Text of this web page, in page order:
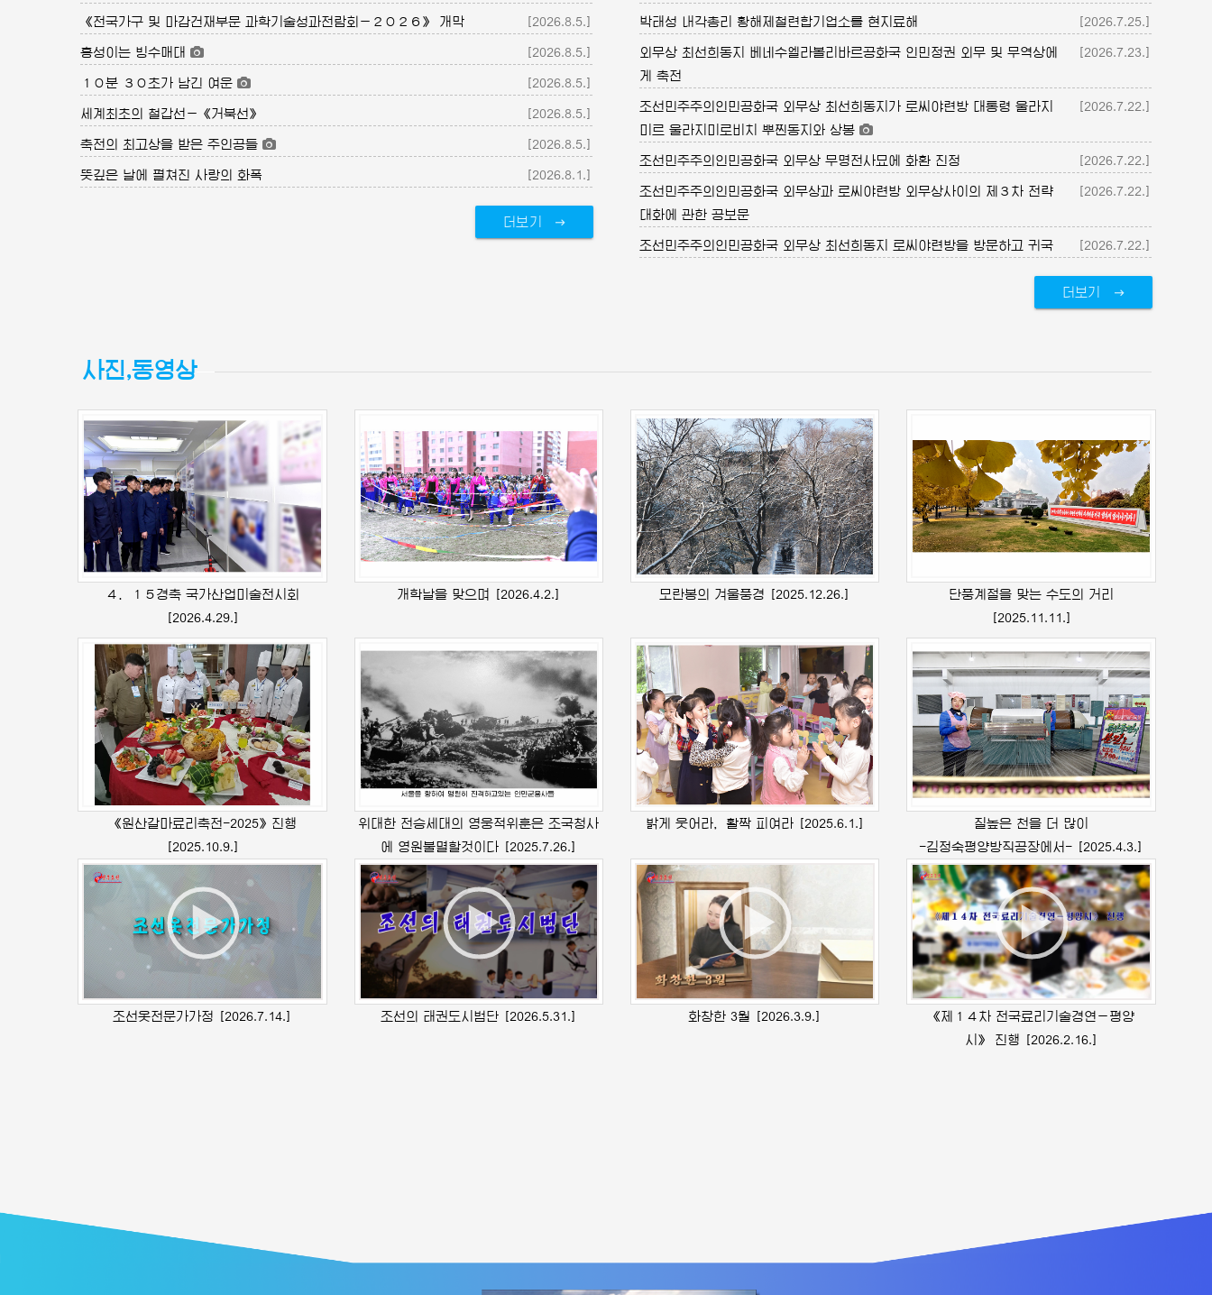
《전국가구 및 마감건재부문 과학기술성과전람회－２０２６》 개막 [2026.8.5.]
흥성이는 빙수매대 [2026.8.5.]
１０분 ３０초가 남긴 여운 [2026.8.5.]
세계최초의 철갑선－《거북선》 [2026.8.5.]
축전의 최고상을 받은 주인공들 [2026.8.5.]
뜻깊은 날에 펼쳐진 사랑의 화폭 [2026.8.1.]
더보기
박태성 내각총리 황해제철련합기업소를 현지료해 [2026.7.25.]
외무상 최선희동지 베네수엘라볼리바르공화국 인민정권 외무 및 무역상에
게 축전
[2026.7.23.]
조선민주주의인민공화국 외무상 최선희동지가 로씨야련방 대통령 울라지
미르 울라지미로비치 뿌찐동지와 상봉
[2026.7.22.]
조선민주주의인민공화국 외무상 무명전사묘에 화환 진정 [2026.7.22.]
조선민주주의인민공화국 외무상과 로씨야련방 외무상사이의 제３차 전략
대화에 관한 공보문
[2026.7.22.]
조선민주주의인민공화국 외무상 최선희동지 로씨야련방을 방문하고 귀국 [2026.7.22.]
더보기
사진,동영상
４．１５경축 국가산업미술전시회
[2026.4.29.]
개학날을 맞으며 [2026.4.2.] 모란봉의 겨울풍경 [2025.12.26.]
단풍계절을 맞는 수도의 거리
[2025.11.11.]
《원산갈마료리축전-2025》진행
[2025.10.9.]
위대한 전승세대의 영웅적위훈은 조국청사
에 영원불멸할것이다
[2025.7.26.]
밝게 웃어라，활짝 피여라 [2025.6.1.]
질높은 천을 더 많이
-김정숙평양방직공장에서- [2025.4.3.]
조선옷전문가가정 [2026.7.14.] 조선의 태권도시범단 [2026.5.31.] 화창한 3월 [2026.3.9.]
《제１４차 전국료리기술경연－평양
시》 진행
[2026.2.16.]